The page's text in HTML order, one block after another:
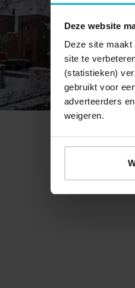
Deze website
Deze site
site te
(statistieken)
gebruikt voor
adverteerders
weigeren.